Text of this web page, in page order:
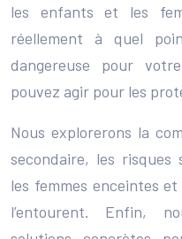
les enfants et les
réellement à quel
dangereuse pour
pouvez agir pour les
Nous explorerons la
secondaire, les
les femmes enceintes
l’entourent. Enfin,